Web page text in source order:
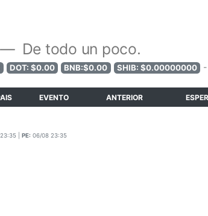
De todo un poco.
DOT: $0.00 BNB:$0.00 SHIB: $0.00000000
| PE: 06/08 23:35
EVENTO ANTERIOR